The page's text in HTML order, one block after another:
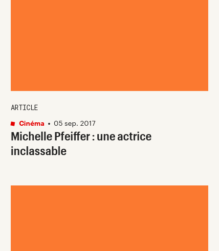
Michelle Pfeiffer : une actrice
inclassable
ARTICLE
Cinéma • 05 sep. 2017